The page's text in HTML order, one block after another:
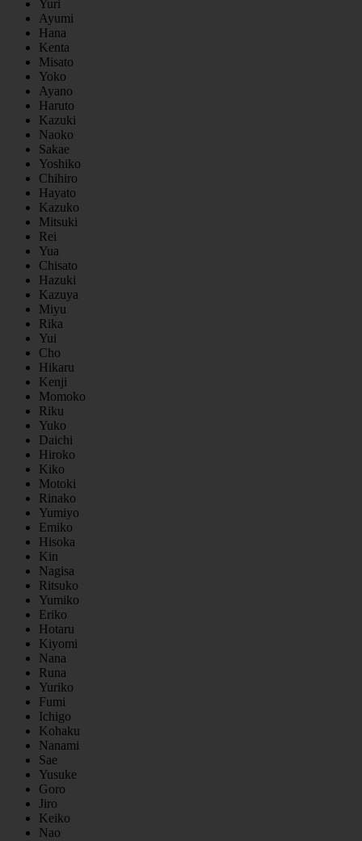
Yuri
Ayumi
Hana
Kenta
Misato
Yoko
Ayano
Haruto
Kazuki
Naoko
Sakae
Yoshiko
Chihiro
Hayato
Kazuko
Mitsuki
Rei
Yua
Chisato
Hazuki
Kazuya
Miyu
Rika
Yui
Cho
Hikaru
Kenji
Momoko
Riku
Yuko
Daichi
Hiroko
Kiko
Motoki
Rinako
Yumiyo
Emiko
Hisoka
Kin
Nagisa
Ritsuko
Yumiko
Eriko
Hotaru
Kiyomi
Nana
Runa
Yuriko
Fumi
Ichigo
Kohaku
Nanami
Sae
Yusuke
Goro
Jiro
Keiko
Nao